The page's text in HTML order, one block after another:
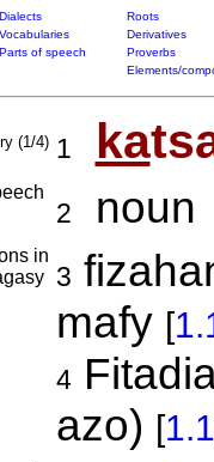
Dialects Roots
Vocabularies Derivatives
Parts of speech Proverbs
Elements/
(1/4) 1 ka
2 noun
in
3
mafy [
4
azo) [1.1